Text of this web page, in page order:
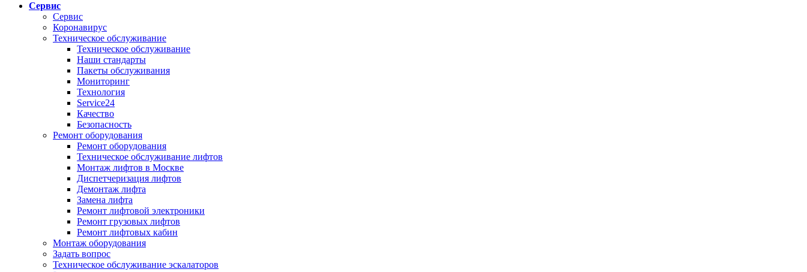
Сервис
Сервис
Коронавирус
Техническое обслуживание
Техническое обслуживание
Наши стандарты
Пакеты обслуживания
Мониторинг
Технология
Service24
Качество
Безопасность
Ремонт оборудования
Ремонт оборудования
Техническое обслуживание лифтов
Монтаж лифтов в Москве
Диспетчеризация лифтов
Демонтаж лифта
Замена лифта
Ремонт лифтовой электроники
Ремонт грузовых лифтов
Ремонт лифтовых кабин
Монтаж оборудования
Задать вопрос
Техническое обслуживание эскалаторов